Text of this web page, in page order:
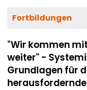
Fortbildungen
"Wir kommen
weiter" -
Grundlagen für